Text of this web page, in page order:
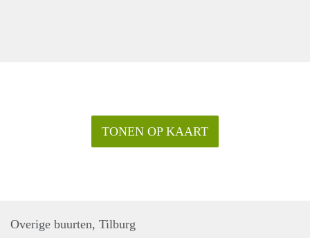
TONEN OP KAART
Overige buurten, Tilburg